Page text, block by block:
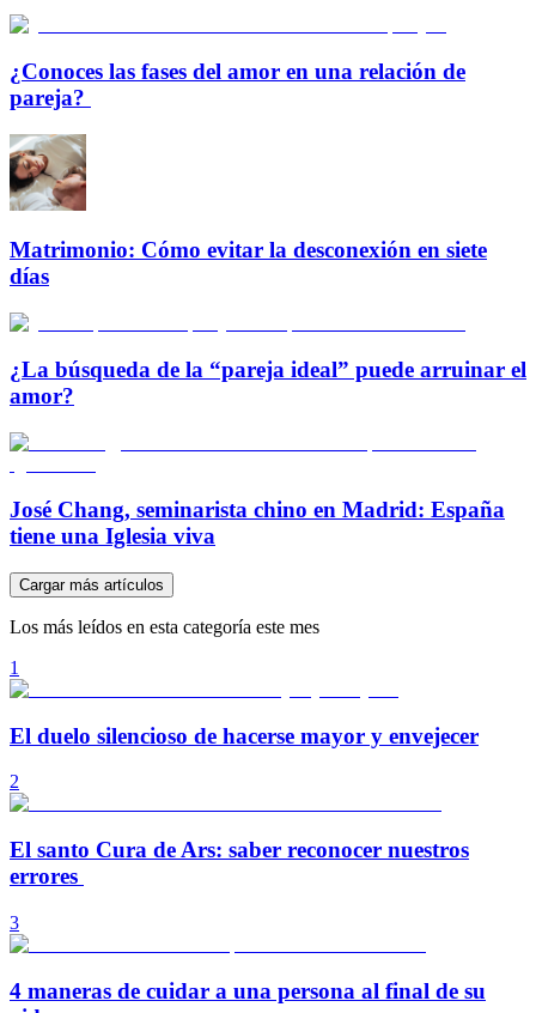
¿Conoces las fases del amor en una relación de
pareja?
Matrimonio: Cómo evitar la desconexión en siete
días
¿La búsqueda de la “pareja ideal” puede arruinar el
amor?
José Chang, seminarista chino en Madrid: España
tiene una Iglesia viva
Cargar más artículos
Los más leídos en esta categoría este mes
1
El duelo silencioso de hacerse mayor y envejecer
2
El santo Cura de Ars: saber reconocer nuestros
errores
3
4 maneras de cuidar a una persona al final de su